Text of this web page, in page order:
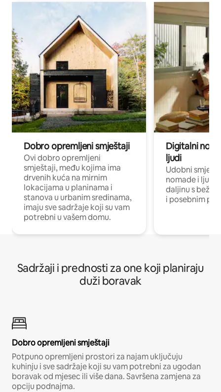
Dobro opremljeni smještaji
Ovi dobro opremljeni
smještaji, među kojima ima
drvenih kuća na mirnim
lokacijama u planinama i
stanova u urbanim sredinama,
imaju sve sadržaje koji su vam
potrebni u vašem domu.
Digitalni
ljudi
Udobni
nomade i ljude
daljinu s
i posebnim
Sadržaji i prednosti za one koji planiraju
duži boravak
Dobro opremljeni smještaji
Potpuno opremljeni prostori za najam uključuju
kuhinju i sve sadržaje koji su vam potrebni za ugodan
boravak od mjesec ili više dana. Savršena zamjena za
opciju podnajma.